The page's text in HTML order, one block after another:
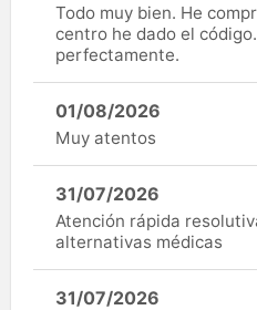
Todo muy bien. He
centro he dado el
perfectamente.
01/08/2026
Muy atentos
31/07/2026
Atención rápida
alternativas médicas
31/07/2026